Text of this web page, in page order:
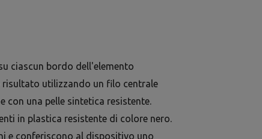
ciascun bordo dell'elemento
utilizzando un filo centrale
con una pelle sintetica resistente.
in plastica resistente di colore nero.
e conferiscono al dispositivo uno